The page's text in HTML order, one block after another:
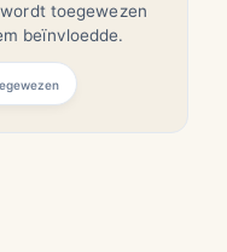
toegewezen
beïnvloedde.